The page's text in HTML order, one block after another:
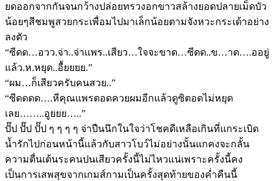
ยดออกจากกันจนกว้างปล่อยทรวงอกขาวสล้างยอดปลายเม็ดบัว
น้อยๆสีชมพูสวยกระเพื่อมไปมาเล็กน้อยตามจังหวะกระเด้าอย่าง
ลงตัว
“ซีดด…อวว.จ่า..จ่าแพร..เสียว…ใจจะขาด…ซีดด..ข…าด….ออยู่
แล้ว.ห.หยุด..อื้ยยยย.”
“ผม…ก็เสียวครับคนสวย..”
“ซีดดดด….หีคุณแพรตอดควยผมอีกแล้วดูซิตอดไม่หยุด
เลย……..อูยยย…..”
ปั๊ป ปั๊ป ปั๊ป ๆ ๆ ๆ ๆ จ่าปืนนึกในใจว่าโชคดีเหลือเกินที่แกระเบิด
น้ำรักไปก่อนหน้านี้แล้วกับสาวโบว์ไม่อย่างนั้นแกคงจะกลั้น
ความตื่นเต้นระคนปนเสียวครั้งนี้ไม่ไหวแน่เพราะครั้งนี้คง
เป็นการเสพสุขจากเกมส์กามเป็นครั้งสุดท้ายของค่ำคืนนี้